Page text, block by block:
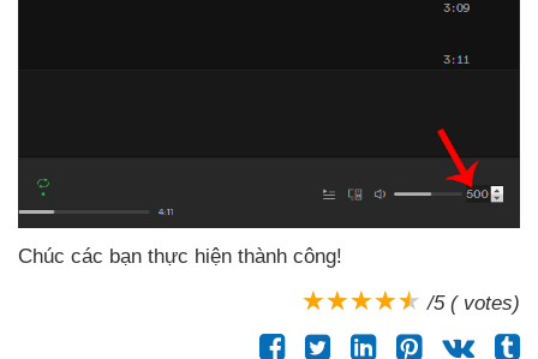
Chúc các bạn thực hiện thành công!
/5 ( votes)